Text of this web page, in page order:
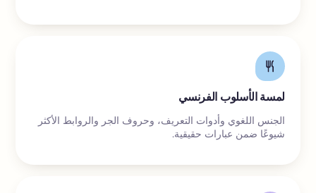
لمسة الأسلوب الفرنسي
الجنس اللغوي وأدوات التعريف، وحروف الجر والروابط الأكثر
شيوعًا ضمن عبارات حقيقية.